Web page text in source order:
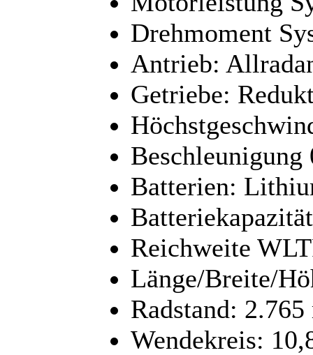
Drehmoment
Antrieb:
Getriebe:
Batterien:
Reichweite
Länge/Breite/
Radstand:
Wendekreis: